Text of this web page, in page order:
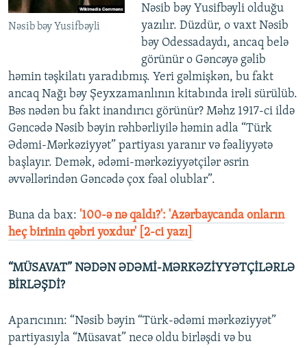
Nəsib bəy Yusifbəyli
Nəsib bəy Yusifbəyli olduğu
yazılır. Düzdür, o vaxt Nəsib
bəy Odessadaydı, ancaq belə
görünür o Gəncəyə gəlib
həmin təşkilatı yaradıbmış. Yeri gəlmişkən, bu fakt
ancaq Nağı bəy Şeyxzamanlının kitabında irəli sürülüb.
Bəs nədən bu fakt inandırıcı görünür? Məhz 1917-ci ildə
Gəncədə Nəsib bəyin rəhbərliyilə həmin adla “Türk
Ədəmi-Mərkəziyyət” partiyası yaranır və fəaliyyətə
başlayır. Demək, ədəmi-mərkəziyyətçilər əsrin
əvvəllərindən Gəncədə çox fəal olublar”.
Buna da bax: '100-ə nə qaldı?': 'Azərbaycanda onların
heç birinin qəbri yoxdur' [2-ci yazı]
“MÜSAVAT” NƏDƏN ƏDƏMİ-MƏRKƏZİYYƏTÇİLƏRLƏ
BİRLƏŞDİ?
Aparıcının: “Nəsib bəyin “Türk-ədəmi mərkəziyyət”
partiyasıyla “Müsavat” necə oldu birləşdi və bu